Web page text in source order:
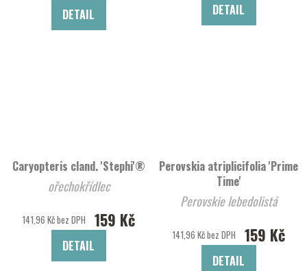
DETAIL DETAIL
Caryopteris cland. 'Stephi'®
ořechokřídlec
141,96 Kč bez DPH 159 Kč
DETAIL
Perovskia atriplicifolia 'Prime
Time'
Perovskie lebedolistá
141,96 Kč bez DPH 159 Kč
DETAIL